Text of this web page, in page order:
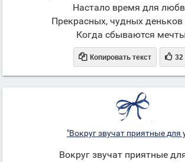
Настало время для
Прекрасных, чудных деньков
Когда сбываются
 Копировать текст  32
"Вокруг звучат приятные для
Вокруг звучат приятные